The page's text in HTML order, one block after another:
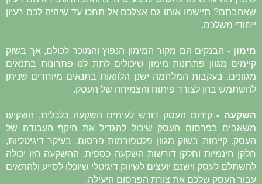
שאהבתם? תיישמו אותו גם אצלכם אל תחכו עד שיהיה לכם רעיון
ייחודי משלכם.
מימון - הבנקים הם מקור המימון הנפוץ והמוכר לכולם, אך בשוק
קיימים מגוון פתרונות מימון שיכולים לתת לנו פתרונות בתנאים
מגוונים. בעקבות המלחמה ישנן הלוואות בתנאים מיוחדים שניתן
להשתמש בהן לצורך פיתוח והצמיחה של העסק.
השקעה -קידום העסק דורש לעיתים השקעה כלכלית, השקיעו
משאבים בפרסום העסק שיכול להגדיל את היקף העבודה של
העסק. קיימות בשוק מגוון פלטפורמות פרסום, בעיקר דיגיטליות,
חלקן חינמיות וחלקן דורשות השקעה כספית. ההשקעה הזו יכולה
להשתלם לעסק וישנם יועצים לשיווק דיגיטלי שיוכלו לסייע ולהתאים
עבור העסק שלכם את צורת הפרסום היעילה.